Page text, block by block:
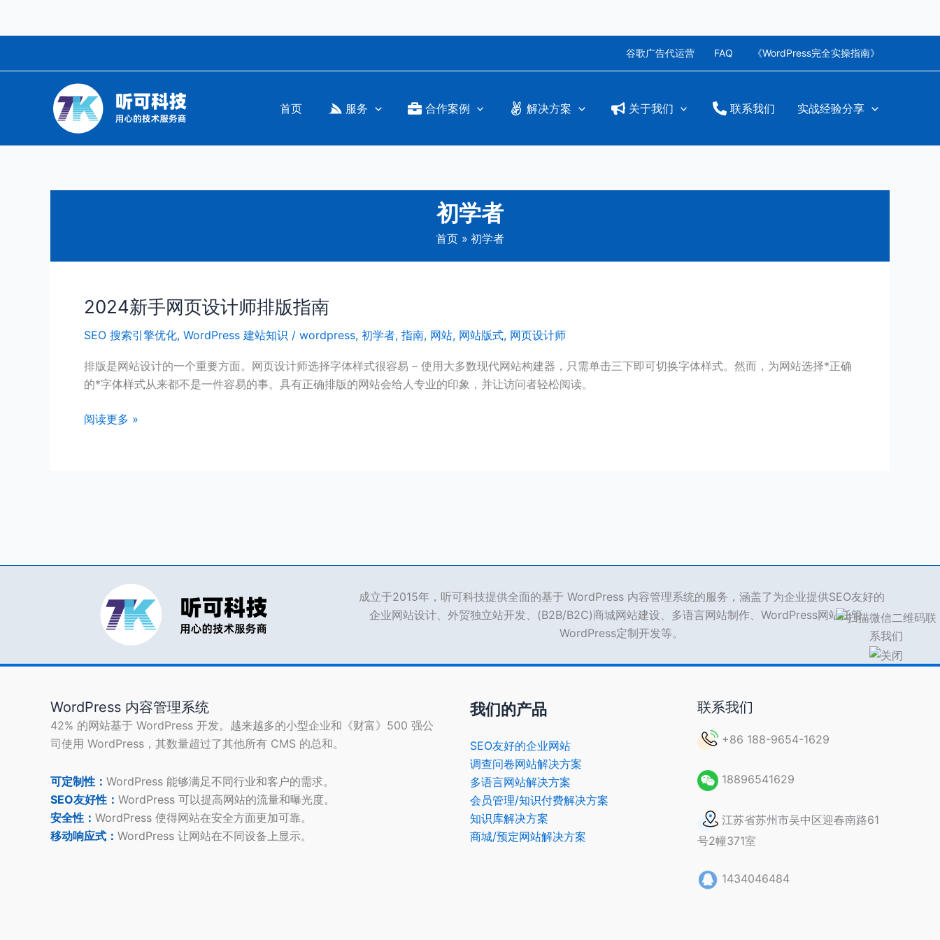
谷歌广告代运营 FAQ 《WordPress完全实操指南》
首页 服务 合作案例 解决方案 关于我们 联系我们 实战经验分享
初学者
首页 初学者
2024新手网页设计师排版指南
SEO 搜索引擎优化, WordPress 建站知识 / wordpress, 初学者, 指南, 网站, 网站版式, 网页设计师
排版是网站设计的一个重要方面。网页设计师选择字体样式很容易 – 使用大多数现代网站构建器，只需单击三下即可切换字体样式。然而，为网站选择*正确
的*字体样式从来都不是一件容易的事。具有正确排版的网站会给人专业的印象，并让访问者轻松阅读。
2024
手
网
页
计
阅读更多 »
成立于2015年，听可科技提供全面的基于 WordPress 内容管理系统的服务，涵盖了为企业提供SEO友好的
企业网站设计、外贸独立站开发、(B2B/B2C)商城网站建设、多语言网站制作、WordPress网站托管、
WordPress定制开发等。
WordPress 内容管理系统
42% 的网站基于 WordPress 开发。越来越多的小型企业和《财富》500 强公
司使用 WordPress，其数量超过了其他所有 CMS 的总和。
可定制性： WordPress 能够满足不同行业和客户的需求。
SEO友好性： WordPress 可以提高网站的流量和曝光度。
安全性： WordPress 使得网站在安全方面更加可靠。
移动响应式： WordPress 让网站在不同设备上显示。
我们的产品
SEO友好的企业网站
调查问卷网站解决方案
多语言网站解决方案
会员管理/知识付费解决方案
知识库解决方案
商城/预定网站解决方案
联系我们
+86 188-9654-1629
18896541629
江苏省苏州市吴中区迎春南路61
号2幢371室
1434046484